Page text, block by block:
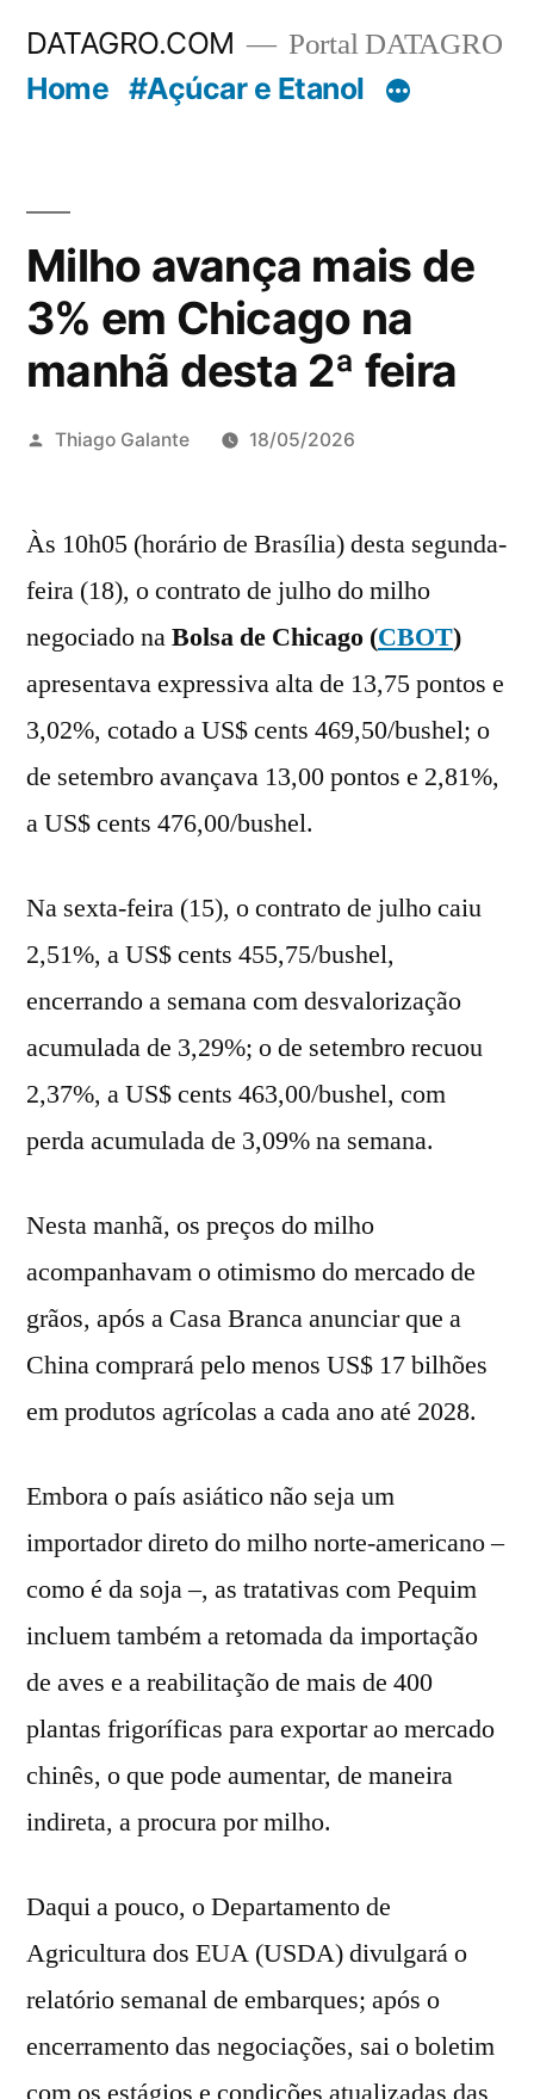
DATAGRO.COM Portal DATAGRO
Home #Açúcar e Etanol
Milho avança mais de
3% em Chicago na
manhã desta 2ª feira
Publicado
Thiago Galante 18/05/2026
Às 10h05 (horário de Brasília) desta segunda-
feira (18), o contrato de julho do milho
negociado naBolsa de Chicago (CBOT)
apresentava expressiva alta de 13,75 pontos e
3,02%, cotado a US$ cents 469,50/bushel; o
de setembro avançava 13,00 pontos e 2,81%,
a US$ cents 476,00/bushel.
Na sexta-feira (15), o contrato de julho caiu
2,51%, a US$ cents 455,75/bushel,
encerrando a semana com desvalorização
acumulada de 3,29%; o de setembro recuou
2,37%, a US$ cents 463,00/bushel, com
perda acumulada de 3,09% na semana.
Nesta manhã, os preços do milho
acompanhavam o otimismo do mercado de
grãos, após a Casa Branca anunciar que a
China comprará pelo menos US$ 17 bilhões
em produtos agrícolas a cada ano até 2028.
Embora o país asiático não seja um
importador direto do milho norte-americano –
como é da soja –, as tratativas com Pequim
incluem também a retomada da importação
de aves e a reabilitação de mais de 400
plantas frigoríficas para exportar ao mercado
chinês, o que pode aumentar, de maneira
indireta, a procura por milho.
Daqui a pouco, o Departamento de
Agricultura dos EUA (USDA) divulgará o
relatório semanal de embarques; após o
encerramento das negociações, sai o boletim